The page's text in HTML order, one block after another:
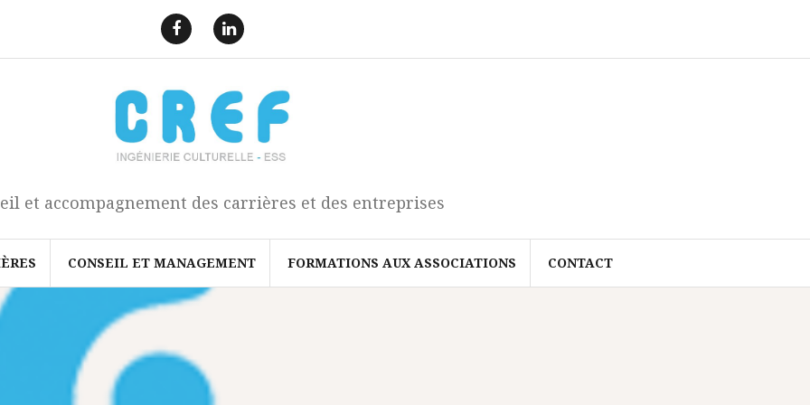
a
c
b
o
k
i
k
e
d
I
n
et accompagnement des carrières et des entreprises
CONSEIL ET MANAGEMENT FORMATIONS AUX ASSOCIATIONS CONTACT